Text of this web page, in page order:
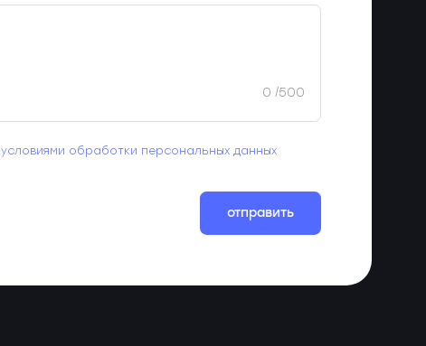
0 /500
условиями обработки персональных данных
отправить